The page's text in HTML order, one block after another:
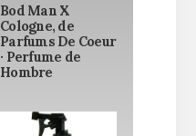
Bod Man X
Cologne, de
Parfums De Coeur
· Perfume de
Hombre